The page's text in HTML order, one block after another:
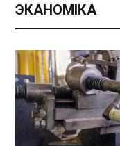
ЭКАНОМІКА